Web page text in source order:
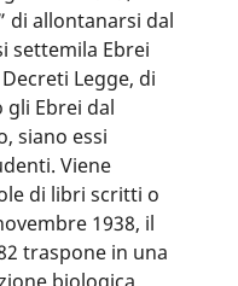
di allontanarsi dal
settemila Ebrei
Legge, di
gli Ebrei dal
siano essi
Viene
di libri scritti o
1938, il
traspone in una